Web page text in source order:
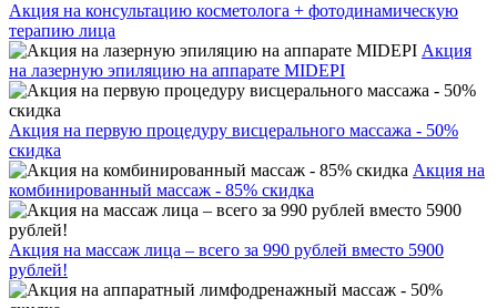
Акция на консультацию косметолога + фотодинамическую
терапию лица
Акция
на лазерную эпиляцию на аппарате MIDEPI
Акция на первую процедуру висцерального массажа - 50%
скидка
Акция на
комбинированный массаж - 85% скидка
Акция на массаж лица – всего за 990 рублей вместо 5900
рублей!